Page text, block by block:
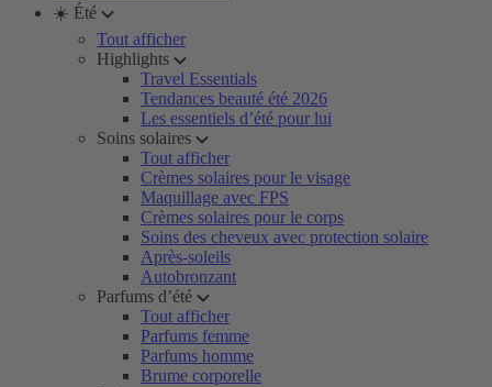
☀️ Été
Tout afficher
Highlights
Travel Essentials
Tendances beauté été 2026
Les essentiels d’été pour lui
Soins solaires
Tout afficher
Crèmes solaires pour le visage
Maquillage avec FPS
Crèmes solaires pour le corps
Soins des cheveux avec protection solaire
Après-soleils
Autobronzant
Parfums d’été
Tout afficher
Parfums femme
Parfums homme
Brume corporelle